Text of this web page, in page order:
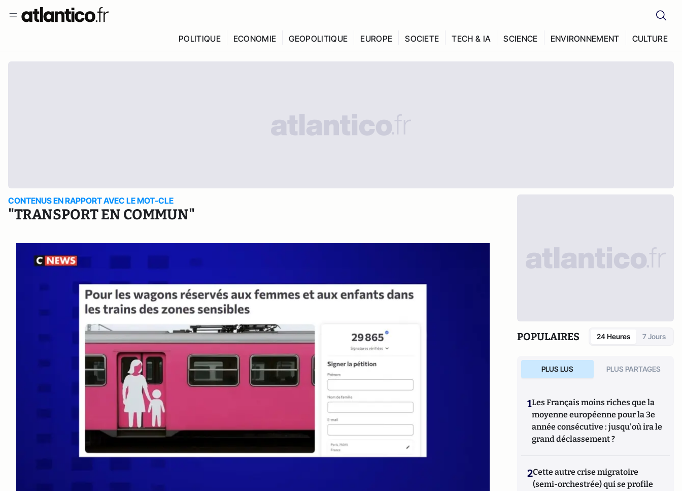
POLITIQUE ECONOMIE GEOPOLITIQUE EUROPE SOCIETE TECH & IA SCIENCE ENVIRONNEMENT CULTURE
CONTENUS EN RAPPORT AVEC LE MOT-CLE
"TRANSPORT EN COMMUN"
POPULAIRES 24 Heures 7 Jours
PLUS LUS PLUS PARTAGES
1Les Français moins riches que la
moyenne européenne pour la 3e
année consécutive : jusqu'où ira le
grand déclassement ?
2Cette autre crise migratoire
(semi-orchestrée) qui se profile